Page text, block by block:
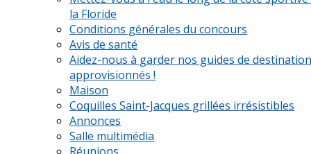
la Floride
Conditions générales du concours
Avis de santé
Aidez-nous à garder nos guides de destination
approvisionnés !
Maison
Coquilles Saint-Jacques grillées irrésistibles
Annonces
Salle multimédia